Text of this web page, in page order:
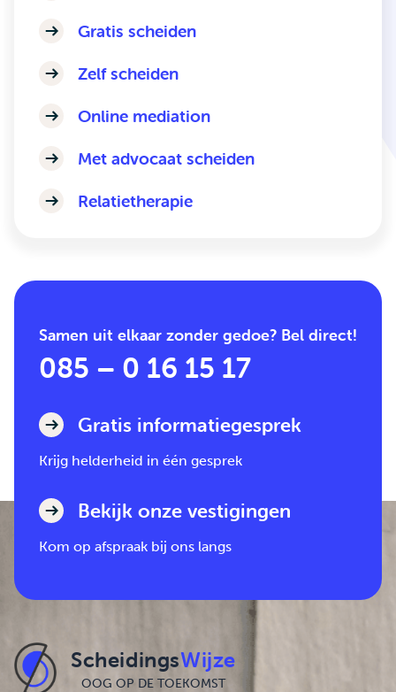
Gratis scheiden
Zelf scheiden
Online mediation
Met advocaat scheiden
Relatietherapie
Samen uit elkaar zonder gedoe? Bel direct!
085 – 0 16 15 17
Gratis informatiegesprek
Krijg helderheid in één gesprek
Bekijk onze vestigingen
Kom op afspraak bij ons langs
ScheidingsWijze
OOG OP DE TOEKOMST